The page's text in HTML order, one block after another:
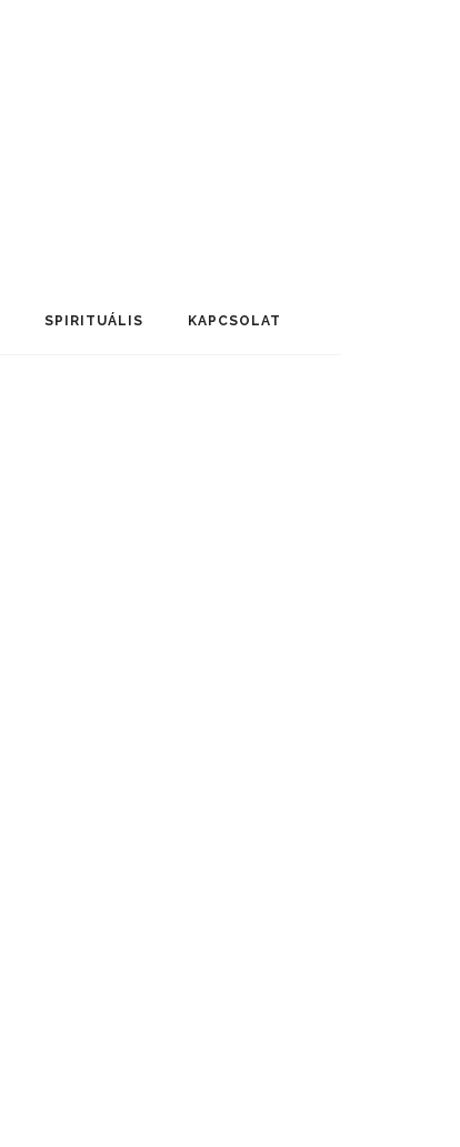
SPIRITUÁLIS KAPCSOLAT